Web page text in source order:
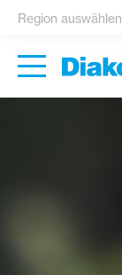
Region auswählen